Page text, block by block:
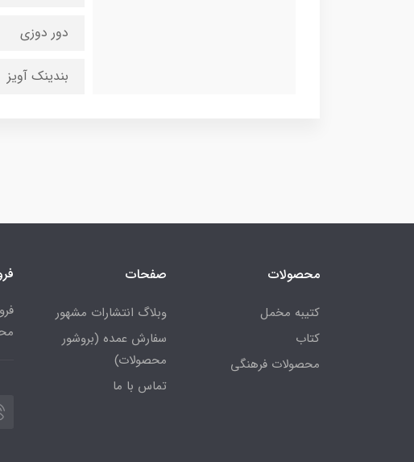
دور دوزی
بندینک آویز
محصولات
کتیبه مخمل
کتاب
محصولات فرهنگی
صفحات
وبلاگ انتشارات مشهور
سفارش عمده (بروشور
محصولات)
تماس با ما